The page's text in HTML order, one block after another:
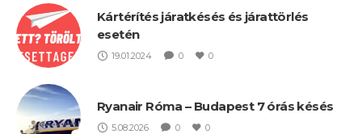
Kártérítés járatkésés és járattörlés
esetén
19.01.2024 0 0
Ryanair Róma – Budapest 7 órás késés
5.08.2026 0 0